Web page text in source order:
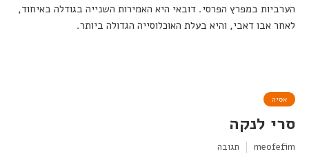
הערביות במפרץ הפרסי. דובאי היא האמירות השנייה בגודלה באיחוד,
לאחר אבו דאבי, והיא בעלת האוכלוסייה הגדולה ביותר.
אסיה
סרי לנקה
meofefim תגובה